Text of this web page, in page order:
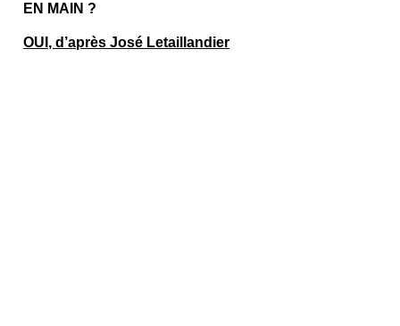
EN MAIN ?
OUI, d’après José Letaillandier